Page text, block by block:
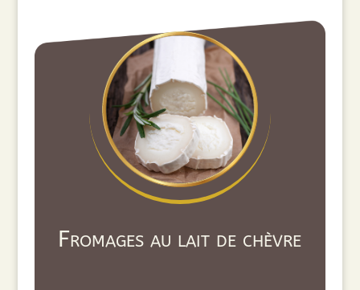
Fromages au lait de chèvre